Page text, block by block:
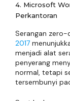
4. Microsoft
Perkantoran
Serangan zero-
2017
menjadi alat
penyerang
normal, tetapi
tersembunyi